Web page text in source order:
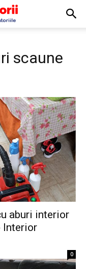
scaune
aburi interior
Interior
0